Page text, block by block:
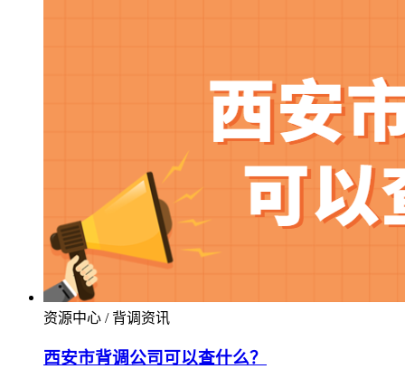
资源中心 / 背调资讯
西安市背调公司可以查什么？